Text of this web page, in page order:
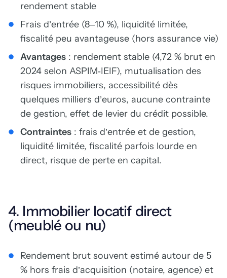
rendement stable
Frais d’entrée (8–10 %), liquidité limitée,
fiscalité peu avantageuse (hors assurance vie)
Avantages : rendement stable (4,72 % brut en
2024 selon ASPIM‑IEIF), mutualisation des
risques immobiliers, accessibilité dès
quelques milliers d’euros, aucune contrainte
de gestion, effet de levier du crédit possible.
Contraintes : frais d’entrée et de gestion,
liquidité limitée, fiscalité parfois lourde en
direct, risque de perte en capital.
4. Immobilier locatif direct
(meublé ou nu)
Rendement brut souvent estimé autour de 5
% hors frais d’acquisition (notaire, agence) et